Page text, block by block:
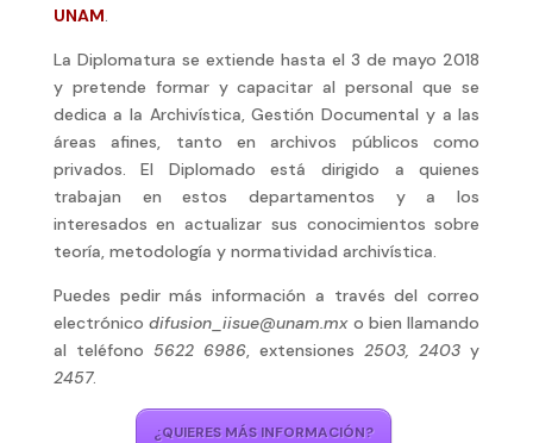
UNAM.
La Diplomatura se extiende hasta el 3 de mayo 2018
y pretende formar y capacitar al personal que se
dedica a la Archivística, Gestión Documental y a las
áreas afines, tanto en archivos públicos como
privados. El Diplomado está dirigido a quienes
trabajan en estos departamentos y a los
interesados en actualizar sus conocimientos sobre
teoría, metodología y normatividad archivística.
Puedes pedir más información a través del correo
electrónicodifusion_iisue@unam.mx o bien llamando
al teléfono 5622 6986, extensiones2503, 2403 y
2457.
¿QUIERES MÁS INFORMACIÓN?